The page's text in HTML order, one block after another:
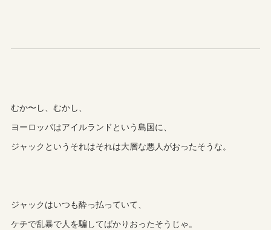
むか〜し、むかし、
ヨーロッパはアイルランドという島国に、
ジャックというそれはそれは大層な悪人がおったそうな。
ジャックはいつも酔っ払っていて、
ケチで乱暴で人を騙してばかりおったそうじゃ。